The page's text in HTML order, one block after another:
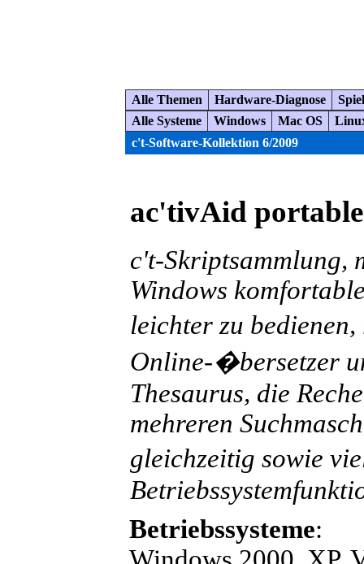
Alle Themen Hardware-Diagnose
Alle Systeme
Windows Mac OS
c't-Software-Kollektion 6/2009
ac'tivAid
c't-Skriptsammlung,
Windows
leichter zu
Online-�bersetzer
Thesaurus, die
mehreren
gleichzeitig sowie
Betriebssysteme: